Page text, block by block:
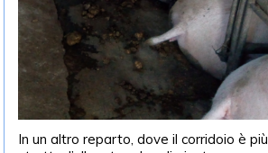
In un altro reparto, dove il corridoio è più